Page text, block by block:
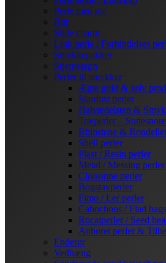
Perle med øje
Rør
Slide charm
Link perle / Forbindelses
Smykkepakker
Stjernetegn
Perler til smykker
Ægte guld & sølv
Stardust perler
Halvædelsten &
Træperler – Suttesnore
Rhinstene &
Shell perler
Plast / Resin perler
Metal / Messing perler
Cloisonne perler
Bogstavperler
Fimo / Ler perler
Cabochons / Flad
Rocaiperler / Seed
Anboret perler &
Enderør
Vedhæng